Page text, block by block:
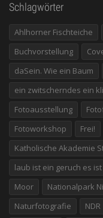
Schlagwörter
Ahlhorner Fischteiche
Buchvorstellung
daSein. Wie ein Baum
ein zwitscherndes ein
Fotoausstellung
Fotoworkshop
Frei!
Katholische Akademie
laub ist ein geruch es
Moor
Nationalpark
Naturfotografie
NDR